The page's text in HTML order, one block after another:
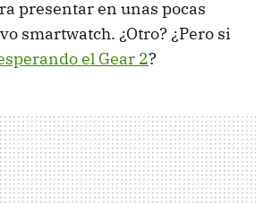
presentar en unas pocas
smartwatch. ¿Otro? ¿Pero si
el Gear 2?